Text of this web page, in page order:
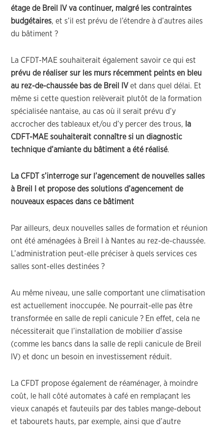
étage de Breil IV va continuer, malgré les contraintes
budgétaires, et s’il est prévu de l’étendre à d’autres ailes
du bâtiment ?
La CFDT-MAE souhaiterait également savoir ce qui est
prévu de réaliser sur les murs récemment peints en bleu
au rez-de-chaussée bas de Breil IV et dans quel délai. Et
même si cette question relèverait plutôt de la formation
spécialisée nantaise, au cas où il serait prévu d’y
accrocher des tableaux et/ou d’y percer des trous, la
CDFT-MAE souhaiterait connaître si un diagnostic
technique d’amiante du bâtiment a été réalisé.
La CFDT s’interroge sur l’agencement de nouvelles salles
à Breil I et propose des solutions d’agencement de
nouveaux espaces dans ce bâtiment
Par ailleurs, deux nouvelles salles de formation et réunion
ont été aménagées à Breil I à Nantes au rez-de-chaussée.
L’administration peut-elle préciser à quels services ces
salles sont-elles destinées ?
Au même niveau, une salle comportant une climatisation
est actuellement inoccupée. Ne pourrait-elle pas être
transformée en salle de repli canicule ? En effet, cela ne
nécessiterait que l’installation de mobilier d’assise
(comme les bancs dans la salle de repli canicule de Breil
IV) et donc un besoin en investissement réduit.
La CFDT propose également de réaménager, à moindre
coût, le hall côté automates à café en remplaçant les
vieux canapés et fauteuils par des tables mange-debout
et tabourets hauts, par exemple, ainsi que d’autre